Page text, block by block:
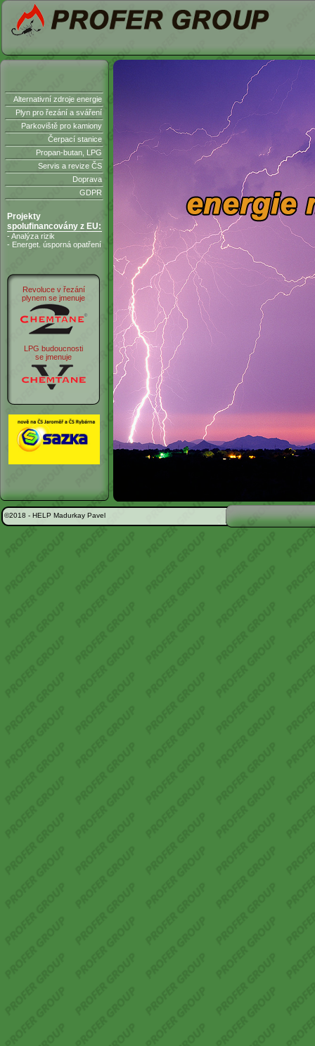
Alternativní zdroje energie
Plyn pro řezání a sváření
Parkoviště pro kamiony
Čerpací stanice
Propan-butan, LPG
Servis a revize ČS
Doprava
GDPR
Projekty
spolufinancovány z EU:
- Analýza rizik
- Energet. úsporná opatření
Revoluce v řezání
plynem se jmenuje
LPG budoucnosti
se jmenuje
©2018 - HELP Madurkay Pavel